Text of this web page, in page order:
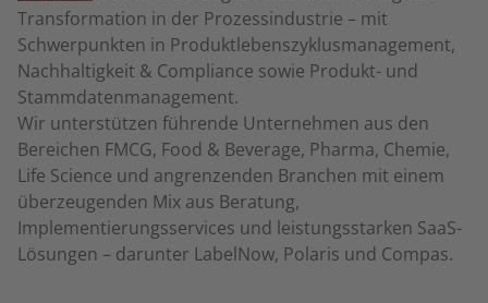
Transformation in der Prozessindustrie – mit
Schwerpunkten in Produktlebenszyklusmanagement,
Nachhaltigkeit & Compliance sowie Produkt- und
Stammdatenmanagement.
Wir unterstützen führende Unternehmen aus den
Bereichen FMCG, Food & Beverage, Pharma, Chemie,
Life Science und angrenzenden Branchen mit einem
überzeugenden Mix aus Beratung,
Implementierungsservices und leistungsstarken SaaS-
Lösungen – darunter LabelNow, Polaris und Compas.